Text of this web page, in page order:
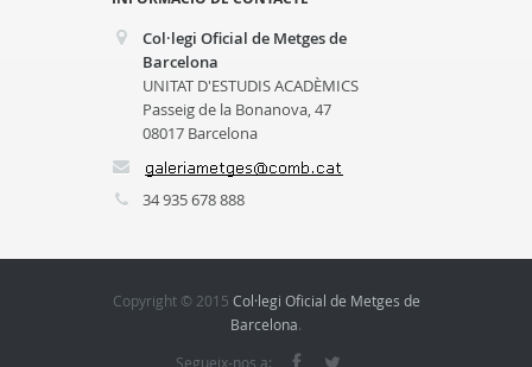
Col·legi Oficial de Metges de
Barcelona
UNITAT D'ESTUDIS ACADÈMICS
Passeig de la Bonanova, 47
08017 Barcelona
34 935 678 888
Copyright © 2015 Col·legi Oficial de Metges de
Barcelona.
Segueix-nos a: